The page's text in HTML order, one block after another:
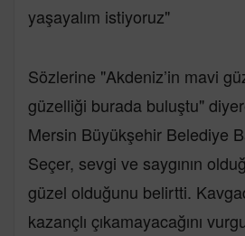
yaşayalım istiyoruz"
Sözlerine "Akdeniz’in mavi
güzelliği burada buluştu"
Mersin Büyükşehir Belediye
Seçer, sevgi ve saygının
güzel olduğunu belirtti.
kazançlı çıkamayacağını